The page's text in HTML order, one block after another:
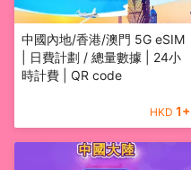
中國內地/香港/澳門 5G eSIM
| 日費計劃 / 總量數據 | 24小
時計費 | QR code
HKD 1+